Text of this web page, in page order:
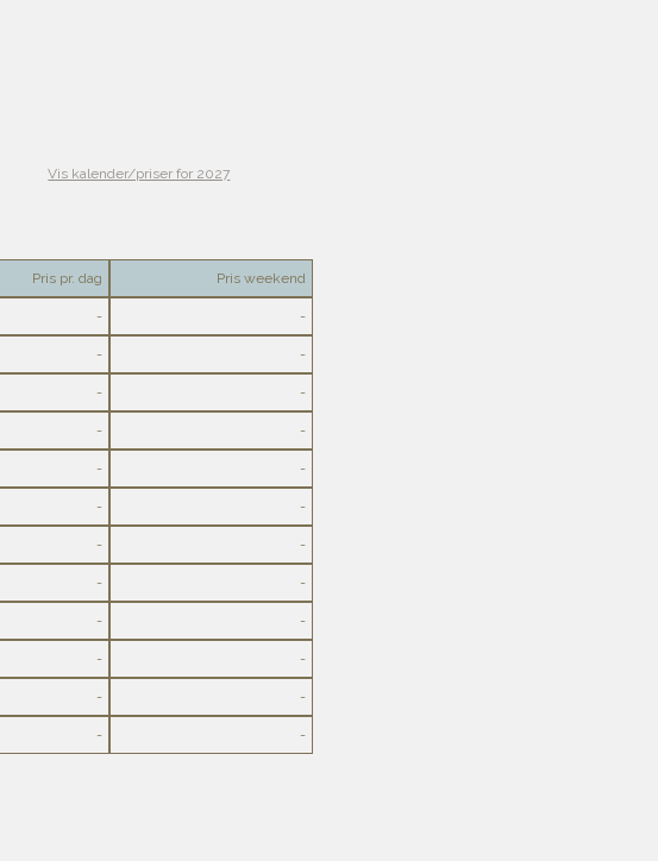
Vis kalender/priser for 2027
Pris pr. dag Pris weekend
- -
- -
- -
- -
- -
- -
- -
- -
- -
- -
- -
- -